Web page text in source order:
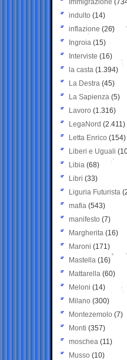
Immigrazione
indulto (14)
inflazione (26)
Ingroia (15)
Interviste (16)
la casta (1.394)
La Destra (45)
La Sapienza (5)
Lavoro (1.316)
LegaNord (2.411)
Letta Enrico (154)
Liberi e Uguali
Libia (68)
Libri (33)
Liguria Futurista
mafia (543)
manifesto (7)
Margherita (16)
Maroni (171)
Mastella (16)
Mattarella (60)
Meloni (14)
Milano (300)
Montezemolo (7)
Monti (357)
moschea (11)
Musso (10)